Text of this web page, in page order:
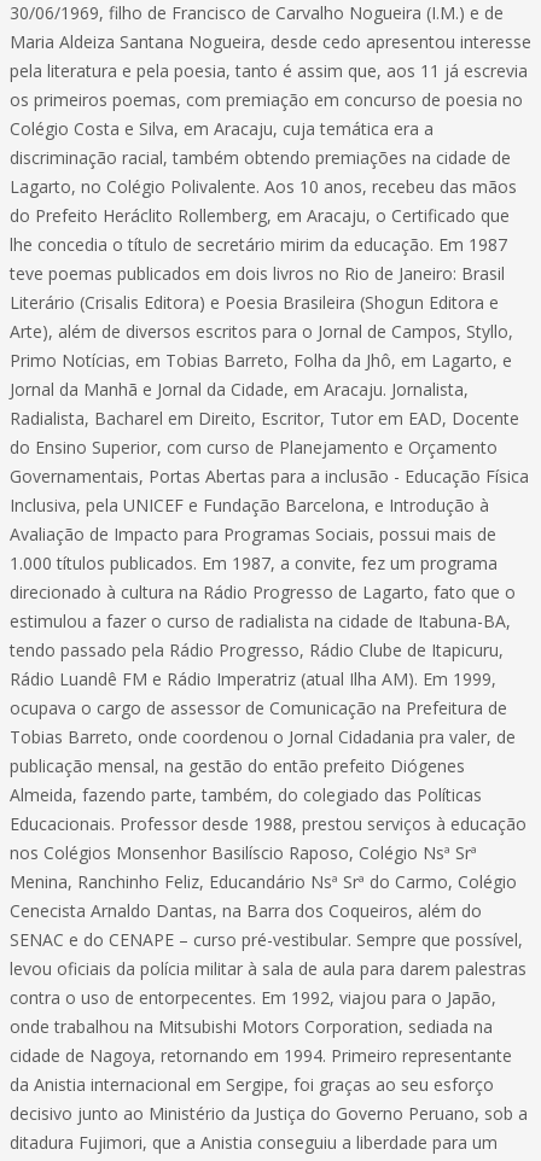
30/06/1969, filho de Francisco de Carvalho Nogueira (I.M.) e de
Maria Aldeiza Santana Nogueira, desde cedo apresentou interesse
pela literatura e pela poesia, tanto é assim que, aos 11 já escrevia
os primeiros poemas, com premiação em concurso de poesia no
Colégio Costa e Silva, em Aracaju, cuja temática era a
discriminação racial, também obtendo premiações na cidade de
Lagarto, no Colégio Polivalente. Aos 10 anos, recebeu das mãos
do Prefeito Heráclito Rollemberg, em Aracaju, o Certificado que
lhe concedia o título de secretário mirim da educação. Em 1987
teve poemas publicados em dois livros no Rio de Janeiro: Brasil
Literário (Crisalis Editora) e Poesia Brasileira (Shogun Editora e
Arte), além de diversos escritos para o Jornal de Campos, Styllo,
Primo Notícias, em Tobias Barreto, Folha da Jhô, em Lagarto, e
Jornal da Manhã e Jornal da Cidade, em Aracaju. Jornalista,
Radialista, Bacharel em Direito, Escritor, Tutor em EAD, Docente
do Ensino Superior, com curso de Planejamento e Orçamento
Governamentais, Portas Abertas para a inclusão - Educação Física
Inclusiva, pela UNICEF e Fundação Barcelona, e Introdução à
Avaliação de Impacto para Programas Sociais, possui mais de
1.000 títulos publicados. Em 1987, a convite, fez um programa
direcionado à cultura na Rádio Progresso de Lagarto, fato que o
estimulou a fazer o curso de radialista na cidade de Itabuna-BA,
tendo passado pela Rádio Progresso, Rádio Clube de Itapicuru,
Rádio Luandê FM e Rádio Imperatriz (atual Ilha AM). Em 1999,
ocupava o cargo de assessor de Comunicação na Prefeitura de
Tobias Barreto, onde coordenou o Jornal Cidadania pra valer, de
publicação mensal, na gestão do então prefeito Diógenes
Almeida, fazendo parte, também, do colegiado das Políticas
Educacionais. Professor desde 1988, prestou serviços à educação
nos Colégios Monsenhor Basilíscio Raposo, Colégio Nsª Srª
Menina, Ranchinho Feliz, Educandário Nsª Srª do Carmo, Colégio
Cenecista Arnaldo Dantas, na Barra dos Coqueiros, além do
SENAC e do CENAPE – curso pré-vestibular. Sempre que possível,
levou oficiais da polícia militar à sala de aula para darem palestras
contra o uso de entorpecentes. Em 1992, viajou para o Japão,
onde trabalhou na Mitsubishi Motors Corporation, sediada na
cidade de Nagoya, retornando em 1994. Primeiro representante
da Anistia internacional em Sergipe, foi graças ao seu esforço
decisivo junto ao Ministério da Justiça do Governo Peruano, sob a
ditadura Fujimori, que a Anistia conseguiu a liberdade para um